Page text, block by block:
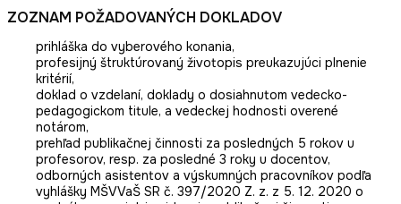
ZOZNAM POŽADOVANÝCH DOKLADOV
prihláška do vyberového konania,
profesijný štruktúrovaný životopis preukazujúci plnenie
kritérií,
doklad o vzdelaní, doklady o dosiahnutom vedecko-
pedagogickom titule, a vedeckej hodnosti overené
notárom,
prehľad publikačnej činnosti za posledných 5 rokov u
profesorov, resp. za posledné 3 roky u docentov,
odborných asistentov a výskumných pracovníkov podľa
vyhlášky MŠVVaŠ SR č. 397/2020 Z. z. z 5. 12. 2020 o